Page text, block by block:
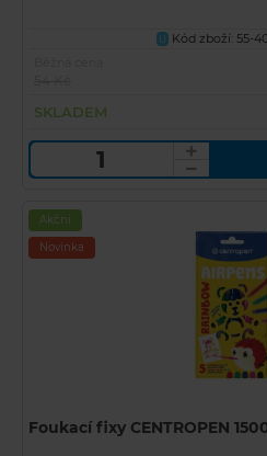
U Kód zboží: 55-
SKLADEM
Akční
Novinka
Foukací fixy CENTROPEN